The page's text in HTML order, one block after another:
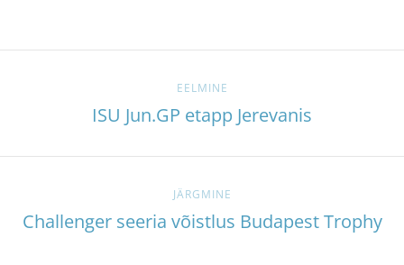
EELMINE
ISU Jun.GP etapp Jerevanis
JÄRGMINE
Challenger seeria võistlus Budapest Trophy